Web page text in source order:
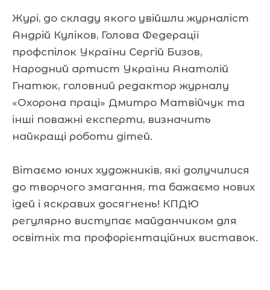
Журі, до складу якого увійшли журналіст
Андрій Куліков, Голова Федерації
профспілок України Сергій Бизов,
Народний артист України Анатолій
Гнатюк, головний редактор журналу
«Охорона праці» Дмитро Матвійчук та
інші поважні експерти, визначить
найкращі роботи дітей.
Вітаємо юних художників, які долучилися
до творчого змагання, та бажаємо нових
ідей і яскравих досягнень! КПДЮ
регулярно виступає майданчиком для
освітніх та профорієнтаційних виставок.